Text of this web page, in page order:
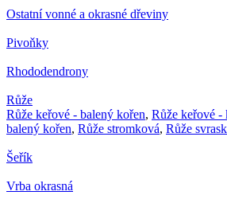
Ostatní vonné a okrasné dřeviny
Pivoňky
Rhododendrony
Růže
Růže keřové - balený kořen, Růže keřové -
balený kořen, Růže stromková, Růže
Šeřík
Vrba okrasná